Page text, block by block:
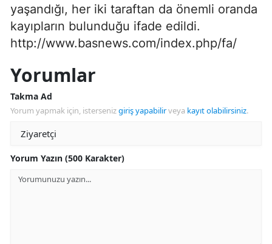
yaşandığı, her iki taraftan da önemli oranda
kayıpların bulunduğu ifade edildi.
http://www.basnews.com/index.php/fa/
Yorumlar
Takma Ad
Yorum yapmak için, istersenizgiriş yapabilirveya kayıt olabilirsiniz.
Yorum Yazın (500 Karakter)